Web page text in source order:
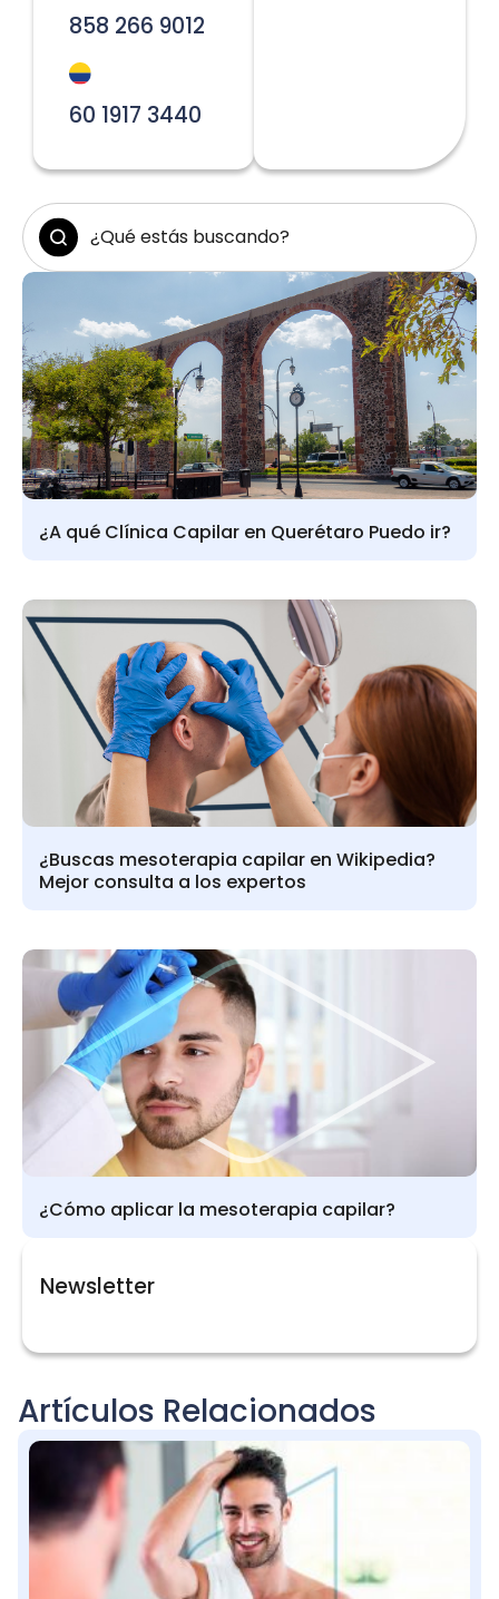
858 266 9012
60 1917 3440
¿A qué Clínica Capilar en Querétaro Puedo ir?
¿Buscas mesoterapia capilar en Wikipedia?
Mejor consulta a los expertos
¿Cómo aplicar la mesoterapia capilar?
Newsletter
Artículos Relacionados